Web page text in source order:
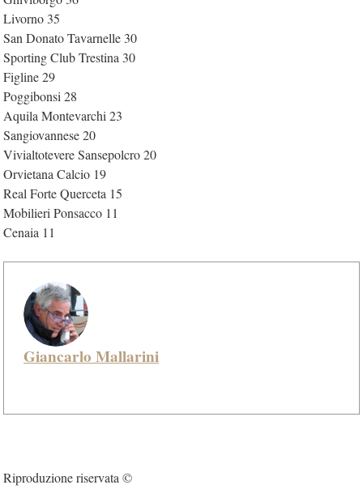
Livorno 35
San Donato Tavarnelle 30
Sporting Club Trestina 30
Figline 29
Poggibonsi 28
Aquila Montevarchi 23
Sangiovannese 20
Vivialtotevere Sansepolcro 20
Orvietana Calcio 19
Real Forte Querceta 15
Mobilieri Ponsacco 11
Cenaia 11
Giancarlo Mallarini
Riproduzione riservata ©